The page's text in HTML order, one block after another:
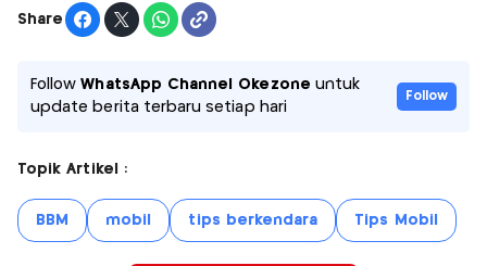
Share
FollowWhatsApp Channel Okezone untuk
update berita terbaru setiap hari
Follow
Topik Artikel :
BBM mobil tips berkendara Tips Mobil